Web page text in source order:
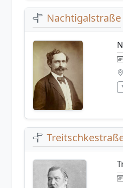
Nachtigalstraße